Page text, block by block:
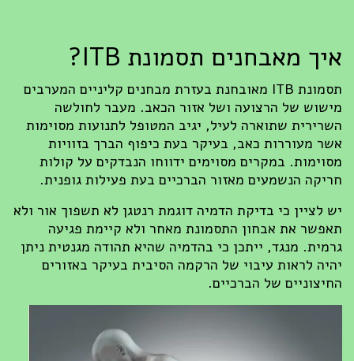
איך מאבחנים תסמונת ITB?
תסמונת ITB מאובחנת בעזרת מבחנים קליניים המערבים
מישוש של הרצועה ושל אזור הכאב. מעבר לחולשה
השרירית שתוארה לעיל, יגיב המטופל לתנועות מסוימות
אשר מעוררות כאב, בעיקר בעת כיפוף הברך בזוויות
מסוימות. במקרים מסוימים ידווחו הנבדקים על קולות
חריקה הנשמעים מאזור הברכיים בעת פעילות גופנית.
יש לציין כי בדיקת הדמיה דוגמת רנטגן לא תשפוך אור ולא
תאפשר את אבחון התסמונת מאחר ולא קיימת פגיעה
גרמית. מנגד, ייתכן כי בהדמיה שהיא תהודה מגנטית ניתן
יהיה לראות עיבוי של הרקמה הסיבית בעיקר באזורים
החיצוניים של הברכיים.